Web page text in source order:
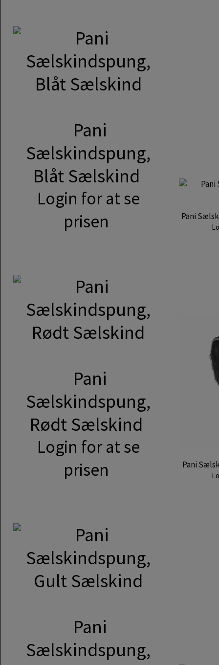
Pani
Sælskindspung,
Blåt Sælskind
Login for at se
prisen
Pani
Pani
Sælskindspung,
Rødt Sælskind
Login for at se
prisen
Pani
Pani
Sælskindspung,